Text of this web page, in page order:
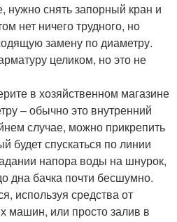
нужно снять запорный кран и
нет ничего трудного, но
замену по диаметру.
целиком, но это не
в хозяйственном магазине
– обычно это внутренний
случае, можно прикрепить
будет спускаться по линии
напора воды на шнурок,
дна бачка почти бесшумно.
используя средства от
машин, или просто залив в